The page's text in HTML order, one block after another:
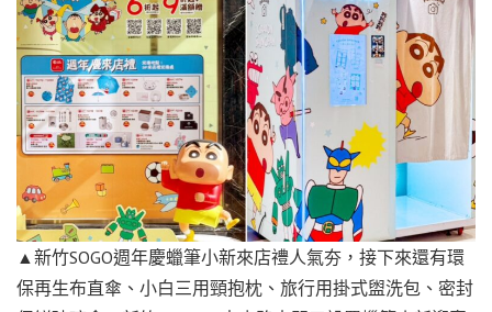
▲新竹SOGO週年慶蠟筆小新來店禮人氣夯，接下來還有環
保再生布直傘、小白三用頸抱枕、旅行用掛式盥洗包、密封